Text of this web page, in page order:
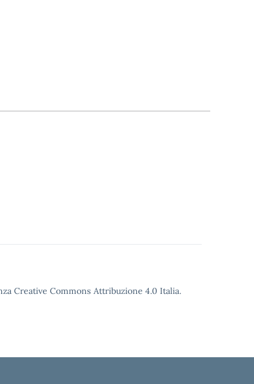
Creative Commons Attribuzione 4.0 Italia.